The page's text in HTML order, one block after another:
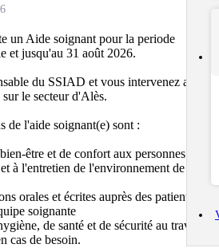
un Aide soignant pour la periode
et jusqu'au 31 août 2026.
du SSIAD et vous intervenez au
le secteur d'Alès.
de l'aide soignant(e) sont :
être et de confort aux personnes
à l'entretien de l'environnement de la
orales et écrites auprès des patients, de
soignante
de santé et de sécurité au travail.
cas de besoin.